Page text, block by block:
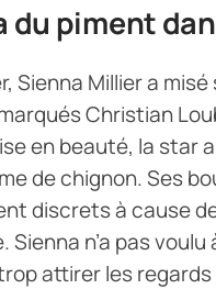
du piment
Sienna Millier a
Christian
en beauté, la star
de chignon. Ses
discrets à cause
n’a pas
attirer les